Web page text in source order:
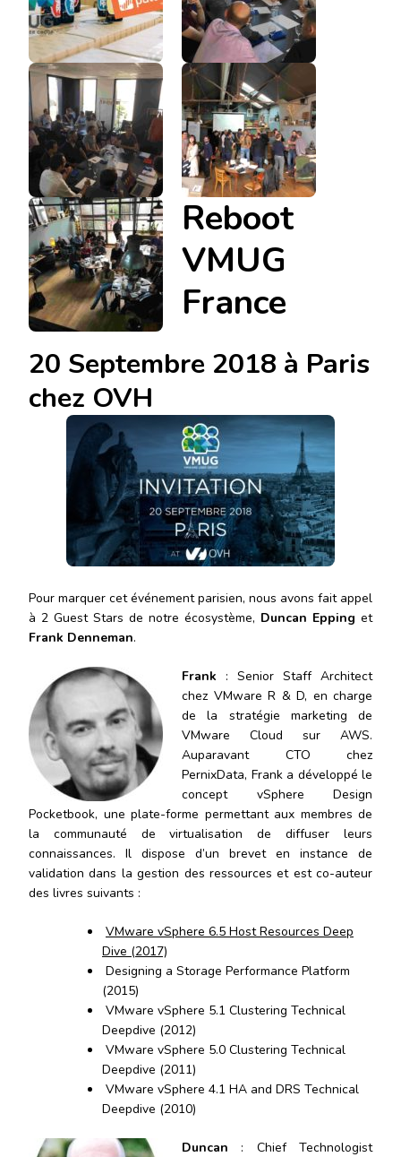
Reboot
VMUG
France
20 Septembre 2018 à Paris
chez OVH
Pour marquer cet événement parisien, nous avons fait appel
à 2 Guest Stars de notre écosystème, Duncan Epping et
Frank Denneman.
Frank : Senior Staff Architect
chez VMware R & D, en charge
de la stratégie marketing de
VMware Cloud sur AWS.
Auparavant CTO chez
PernixData, Frank a développé le
concept vSphere Design
Pocketbook, une plate-forme permettant aux membres de
la communauté de virtualisation de diffuser leurs
connaissances. Il dispose d’un brevet en instance de
validation dans la gestion des ressources et est co-auteur
des livres suivants :
VMware vSphere 6.5 Host Resources Deep
Dive (2017)
Designing a Storage Performance Platform
(2015)
VMware vSphere 5.1 Clustering Technical
Deepdive (2012)
VMware vSphere 5.0 Clustering Technical
Deepdive (2011)
VMware vSphere 4.1 HA and DRS Technical
Deepdive (2010)
Duncan : Chief Technologist